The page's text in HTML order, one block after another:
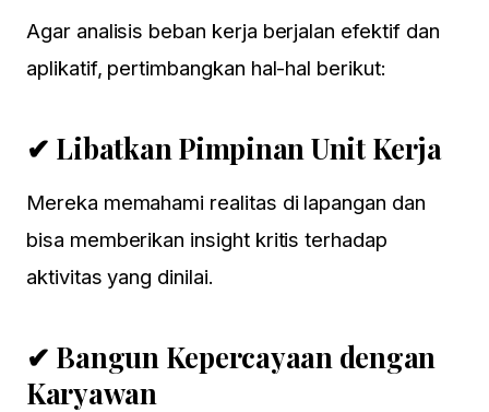
Agar analisis beban kerja berjalan efektif dan
aplikatif, pertimbangkan hal-hal berikut:
✔ Libatkan Pimpinan Unit Kerja
Mereka memahami realitas di lapangan dan
bisa memberikan insight kritis terhadap
aktivitas yang dinilai.
✔ Bangun Kepercayaan dengan
Karyawan